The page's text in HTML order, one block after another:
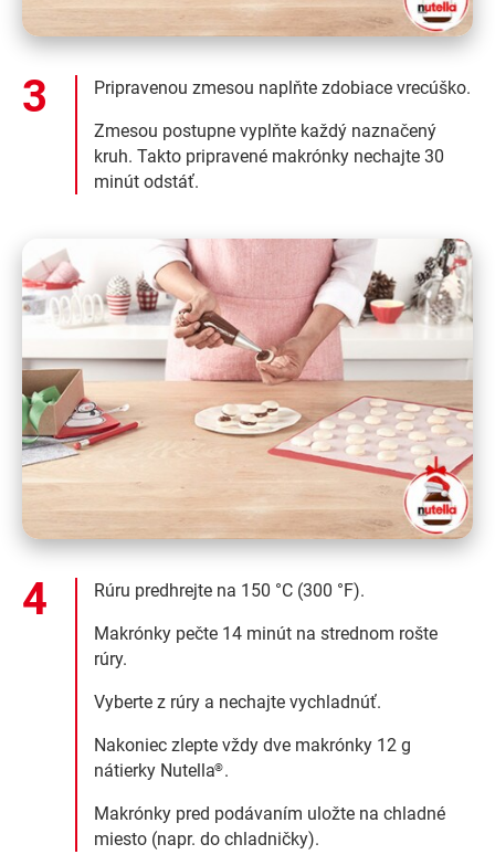
Pripravenou zmesou naplňte zdobiace vrecúško.
Zmesou postupne vyplňte každý naznačený
kruh. Takto pripravené makrónky nechajte 30
minút odstáť.
Rúru predhrejte na 150 °C (300 °F).
Makrónky pečte 14 minút na strednom rošte
rúry.
Vyberte z rúry a nechajte vychladnúť.
Nakoniec zlepte vždy dve makrónky 12 g
nátierky Nutella®.
Makrónky pred podávaním uložte na chladné
miesto (napr. do chladničky).